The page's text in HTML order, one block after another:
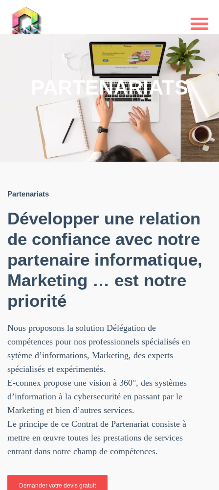
Partenariats
PARTENARIATS
Partenariats
Développer une relation
de confiance avec notre
partenaire informatique,
Marketing … est notre
priorité
Nous proposons la solution Délégation de
compétences pour nos professionnels spécialisés en
sytème d’informations, Marketing, des experts
spécialisés et expérimentés.
E-connex propose une vision à 360°, des systèmes
d’information à la cybersecurité en passant par le
Marketing et bien d’autres services.
Le principe de ce Contrat de Partenariat consiste à
mettre en œuvre toutes les prestations de services
entrant dans notre champ de compétences.
Demander votre devis gratuit